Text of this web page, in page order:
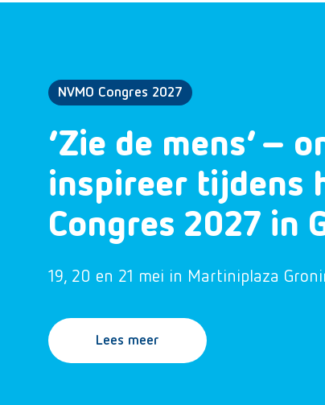
NVMO Congres 2027
‘Zie de mens’ –
inspireer tijdens
Congres 2027 in
19, 20 en 21 mei in Martiniplaza
Lees meer